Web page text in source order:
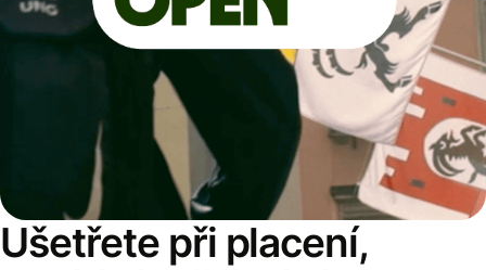
Ušetřete při placení,